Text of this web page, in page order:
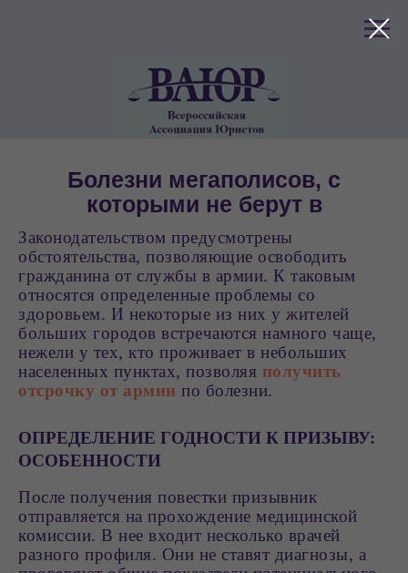
Болезни мегаполисов, с
которыми не берут в
армию
Законодательством предусмотрены
обстоятельства, позволяющие освободить
гражданина от службы в армии. К таковым
относятся определенные проблемы со
здоровьем. И некоторые из них у жителей
больших городов встречаются намного чаще,
нежели у тех, кто проживает в небольших
населенных пунктах, позволяя получить
отсрочку от армии по болезни.
ОПРЕДЕЛЕНИЕ ГОДНОСТИ К ПРИЗЫВУ:
ОСОБЕННОСТИ
После получения повестки призывник
отправляется на прохождение медицинской
комиссии. В нее входит несколько врачей
разного профиля. Они не ставят диагнозы, а